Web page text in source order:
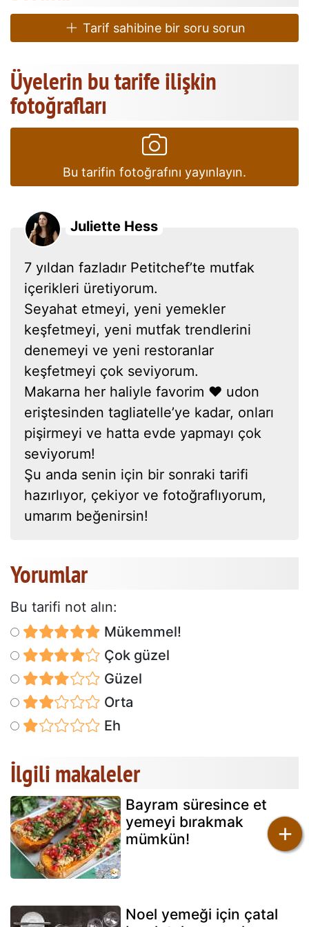
Tarif sahibine bir soru sorun
Üyelerin bu tarife ilişkin
fotoğrafları
Bu tarifin fotoğrafını yayınlayın.
Juliette Hess
7 yıldan fazladır Petitchef’te mutfak
içerikleri üretiyorum.
Seyahat etmeyi, yeni yemekler
keşfetmeyi, yeni mutfak trendlerini
denemeyi ve yeni restoranlar
keşfetmeyi çok seviyorum.
Makarna her haliyle favorim ❤ udon
eriştesinden tagliatelle’ye kadar, onları
pişirmeyi ve hatta evde yapmayı çok
seviyorum!
Şu anda senin için bir sonraki tarifi
hazırlıyor, çekiyor ve fotoğraflıyorum,
umarım beğenirsin!
Yorumlar
Bu tarifi not alın:
Mükemmel!
Çok güzel
Güzel
Orta
Eh
+
İlgili makaleler
Bayram süresince et
yemeyi bırakmak
mümkün!
Noel yemeği için çatal